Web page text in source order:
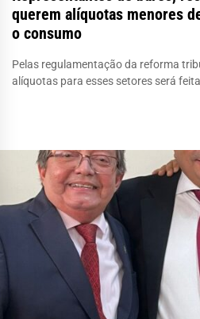
querem alíquotas menores
o consumo
Pelas regulamentação da reforma
alíquotas para esses setores será